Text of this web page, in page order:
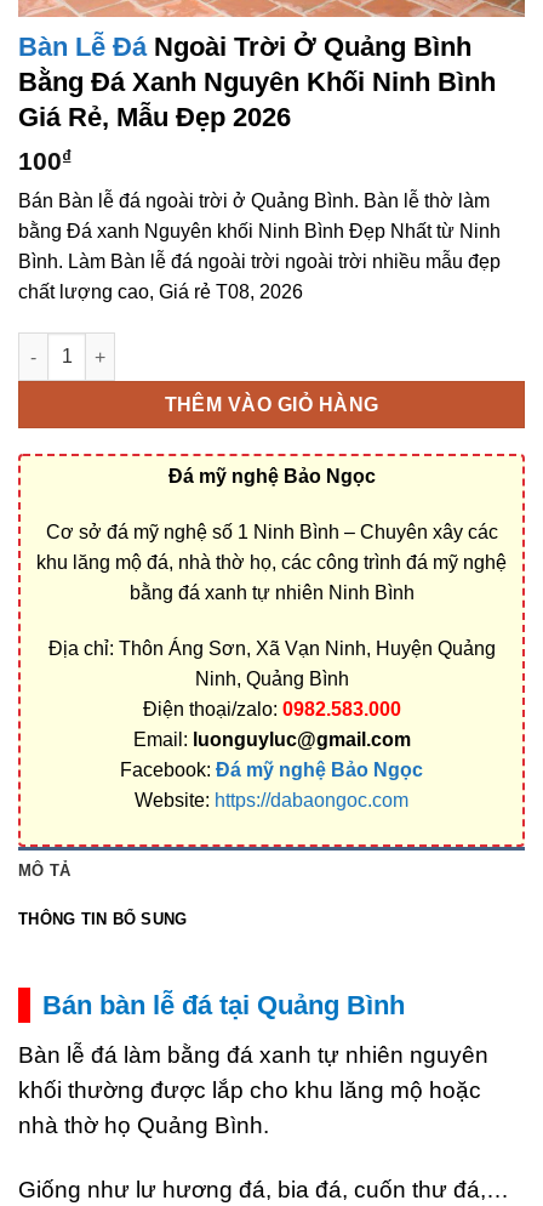
Bàn Lễ ĐáNgoài Trời Ở Quảng Bình
Bằng Đá Xanh Nguyên Khối Ninh Bình
Giá Rẻ, Mẫu Đẹp 2026
100₫
Bán Bàn lễ đá ngoài trời ở Quảng Bình. Bàn lễ thờ làm
bằng Đá xanh Nguyên khối Ninh Bình Đẹp Nhất từ Ninh
Bình. Làm Bàn lễ đá ngoài trời ngoài trời nhiều mẫu đẹp
chất lượng cao, Giá rẻ T08, 2026
Bàn lễ đá ngoài trời ở Quảng Bình bằng Đá xanh Nguyên
THÊM VÀO GIỎ HÀNG
Đá mỹ nghệ Bảo Ngọc
Cơ sở đá mỹ nghệ số 1 Ninh Bình – Chuyên xây các
khu lăng mộ đá, nhà thờ họ, các công trình đá mỹ nghệ
bằng đá xanh tự nhiên Ninh Bình
Địa chỉ: Thôn Áng Sơn, Xã Vạn Ninh, Huyện Quảng
Ninh, Quảng Bình
Điện thoại/zalo: 0982.583.000
Email: luonguyluc@gmail.com
Facebook: Đá mỹ nghệ Bảo Ngọc
Website: https://dabaongoc.com
MÔ TẢ
THÔNG TIN BỔ SUNG
Bán bàn lễ đá tại Quảng Bình
Bàn lễ đá làm bằng đá xanh tự nhiên nguyên
khối thường được lắp cho khu lăng mộ hoặc
nhà thờ họ Quảng Bình.
Giống như lư hương đá, bia đá, cuốn thư đá,…